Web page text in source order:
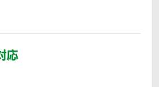
応